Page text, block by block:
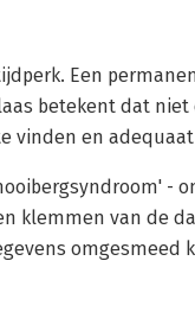
Een
betekent dat
vinden en
-
klemmen van de